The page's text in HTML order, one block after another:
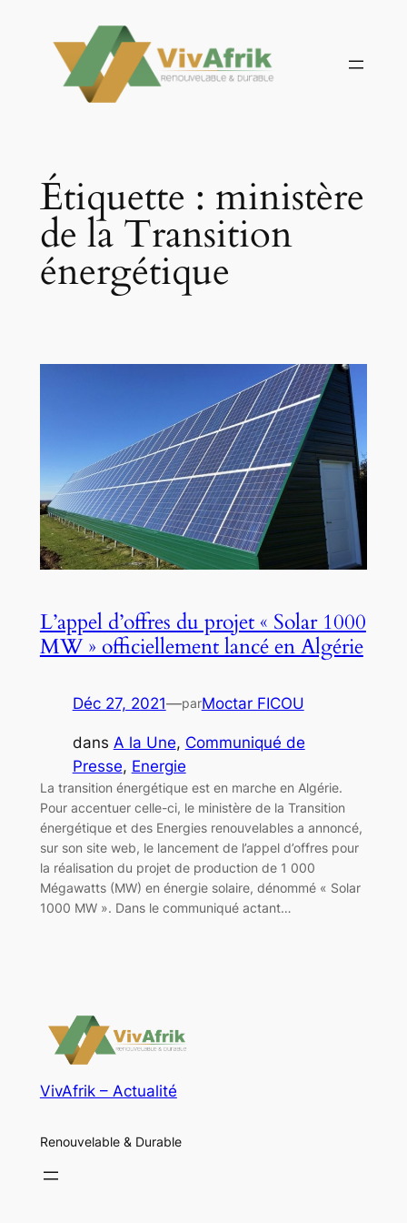
contenu
Étiquette : ministère
de la Transition
énergétique
L’appel d’offres du projet « Solar 1000
MW » officiellement lancé en Algérie
Déc 27, 2021—parMoctar FICOU
dans A la Une, Communiqué de
Presse, Energie
La transition énergétique est en marche en Algérie.
Pour accentuer celle-ci, le ministère de la Transition
énergétique et des Energies renouvelables a annoncé,
sur son site web, le lancement de l’appel d’offres pour
la réalisation du projet de production de 1 000
Mégawatts (MW) en énergie solaire, dénommé « Solar
1000 MW ». Dans le communiqué actant…
VivAfrik – Actualité
Renouvelable & Durable